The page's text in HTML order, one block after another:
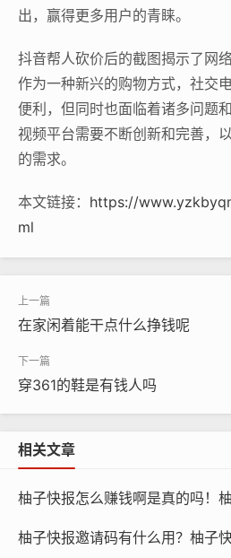
出，赢得更多用户的青睐。
抖音帮人砍价后的截图揭示了网
作为一种新兴的购物方式，社交
便利，但同时也面临着诸多问题
视频平台需要不断创新和完善，
的需求。
本文链接： https://
ml
在家闲着能干点什么挣钱呢
穿361的鞋是有钱人吗
相关文章
柚子快报怎么赚钱啊是真的吗！
柚子快报邀请码有什么用？柚子